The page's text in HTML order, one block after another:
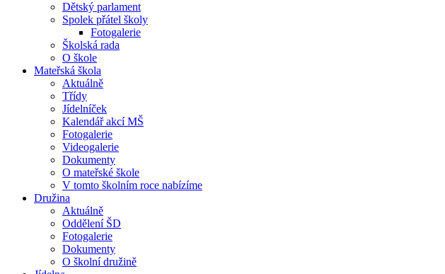
Dětský parlament
Spolek přátel školy
Fotogalerie
Školská rada
O škole
Mateřská škola
Aktuálně
Třídy
Jídelníček
Kalendář akcí MŠ
Fotogalerie
Videogalerie
Dokumenty
O mateřské škole
V tomto školním roce nabízíme
Družina
Aktuálně
Oddělení ŠD
Fotogalerie
Dokumenty
O školní družině